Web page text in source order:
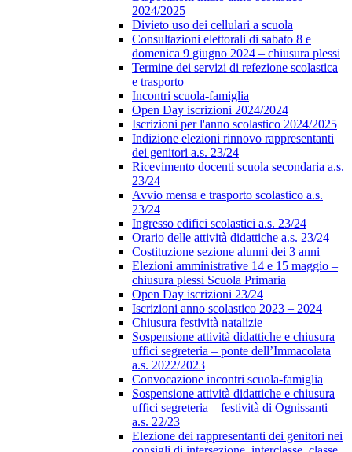
2024/2025
Divieto uso dei cellulari a scuola
Consultazioni elettorali di sabato 8 e
domenica 9 giugno 2024 – chiusura plessi
Termine dei servizi di refezione scolastica
e trasporto
Incontri scuola-famiglia
Open Day iscrizioni 2024/2024
Iscrizioni per l'anno scolastico 2024/2025
Indizione elezioni rinnovo rappresentanti
dei genitori a.s. 23/24
Ricevimento docenti scuola secondaria a.s.
23/24
Avvio mensa e trasporto scolastico a.s.
23/24
Ingresso edifici scolastici a.s. 23/24
Orario delle attività didattiche a.s. 23/24
Costituzione sezione alunni dei 3 anni
Elezioni amministrative 14 e 15 maggio –
chiusura plessi Scuola Primaria
Open Day iscrizioni 23/24
Iscrizioni anno scolastico 2023 – 2024
Chiusura festività natalizie
Sospensione attività didattiche e chiusura
uffici segreteria – ponte dell’Immacolata
a.s. 2022/2023
Convocazione incontri scuola-famiglia
Sospensione attività didattiche e chiusura
uffici segreteria – festività di Ognissanti
a.s. 22/23
Elezione dei rappresentanti dei genitori nei